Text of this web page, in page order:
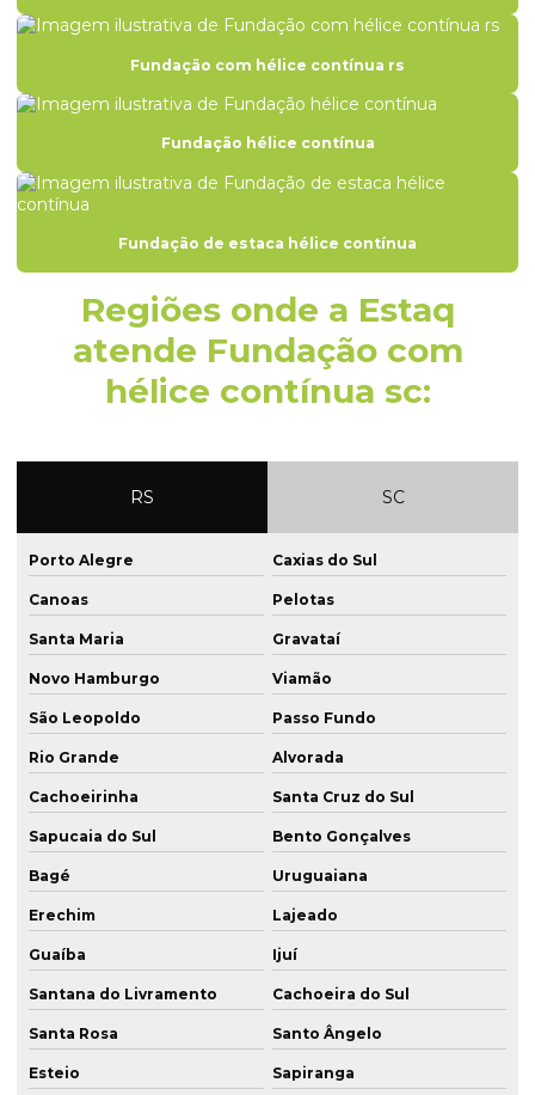
Engenharia de fundações
Engenharia de solos e fundações
Estaca escavada fundação
Estaca hélice contínua
Estaca hélice contínua monitorada
Estaca helice continua santa catarina
Estaca hélice itapema
Estaca hélice passo fundo
Estaca hélice porto alegre
Estaca hélice santa maria
Estaca raiz com ar comprimido
Estaca raiz argamassa
Estaca raiz encamisada
Estaca raiz em florianópolis
Estaca raiz em gramado
Estaca raiz inclinada
Estaca raiz injetada
Estaca raiz em itapema
Estaca raiz em passo fundo
Estaca raiz em porto alegre
Estaca raiz em santa catarina
Fundação com hélice contínua rs
Fundação hélice contínua
Fundação de estaca hélice contínua
Regiões onde a Estaq
atende Fundação com
hélice contínua sc:
RS SC
Porto Alegre Caxias do Sul
Canoas Pelotas
Santa Maria Gravataí
Novo Hamburgo Viamão
São Leopoldo Passo Fundo
Rio Grande Alvorada
Cachoeirinha Santa Cruz do Sul
Sapucaia do Sul Bento Gonçalves
Bagé Uruguaiana
Erechim Lajeado
Guaíba Ijuí
Santana do Livramento Cachoeira do Sul
Santa Rosa Santo Ângelo
Esteio Sapiranga